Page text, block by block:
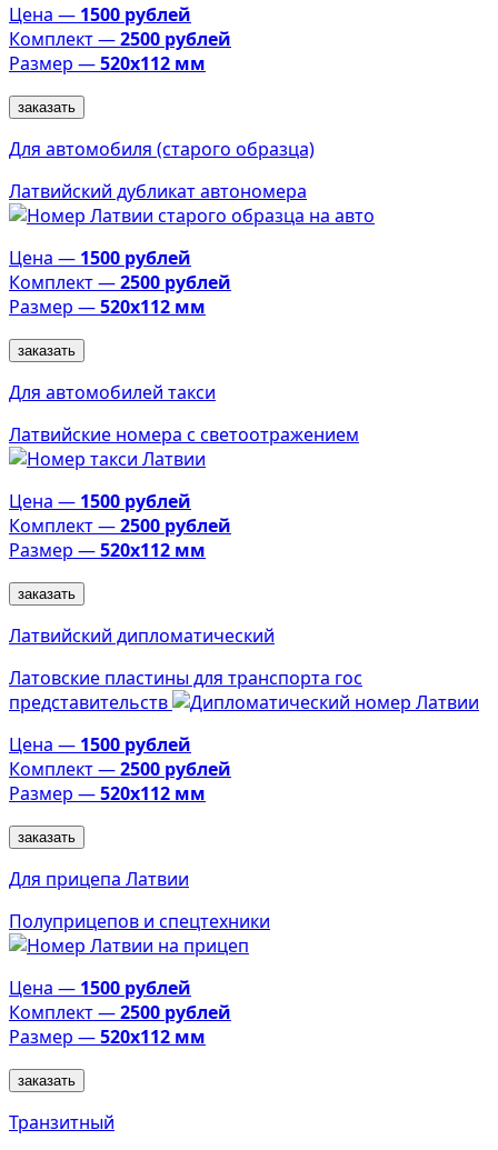
Цена — 1500 рублей
Комплект —2500 рублей
Размер —520х112 мм
заказать
Для автомобиля (старого образца)
Латвийский дубликат автономера
Цена — 1500 рублей
Комплект —2500 рублей
Размер —520х112 мм
заказать
Для автомобилей такси
Латвийские номера с светоотражением
Цена — 1500 рублей
Комплект —2500 рублей
Размер —520х112 мм
заказать
Латвийский дипломатический
Латовские пластины для транспорта гос
представительств
Цена — 1500 рублей
Комплект —2500 рублей
Размер —520х112 мм
заказать
Для прицепа Латвии
Полуприцепов и спецтехники
Цена — 1500 рублей
Комплект —2500 рублей
Размер —520х112 мм
заказать
Транзитный